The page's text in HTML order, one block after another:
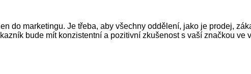
do marketingu. Je třeba, aby všechny oddělení, jako je prodej,
bude mít konzistentní a pozitivní zkušenost s vaší značkou ve